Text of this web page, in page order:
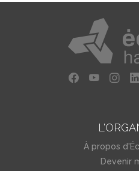
À propos
Devenir